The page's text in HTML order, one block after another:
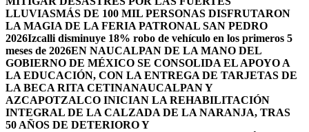
LLUVIASMÁS DE 100 MIL PERSONAS DISFRUTARON
LA MAGIA DE LA FERIA PATRONAL SAN PEDRO
2026Izcalli disminuye 18% robo de vehículo en los primeros 5
meses de 2026EN NAUCALPAN DE LA MANO DEL
GOBIERNO DE MÉXICO SE CONSOLIDA EL APOYO A
LA EDUCACIÓN, CON LA ENTREGA DE TARJETAS DE
LA BECA RITA CETINANAUCALPAN Y
AZCAPOTZALCO INICIAN LA REHABILITACIÓN
INTEGRAL DE LA CALZADA DE LA NARANJA, TRAS
50 AÑOS DE DETERIORO Y